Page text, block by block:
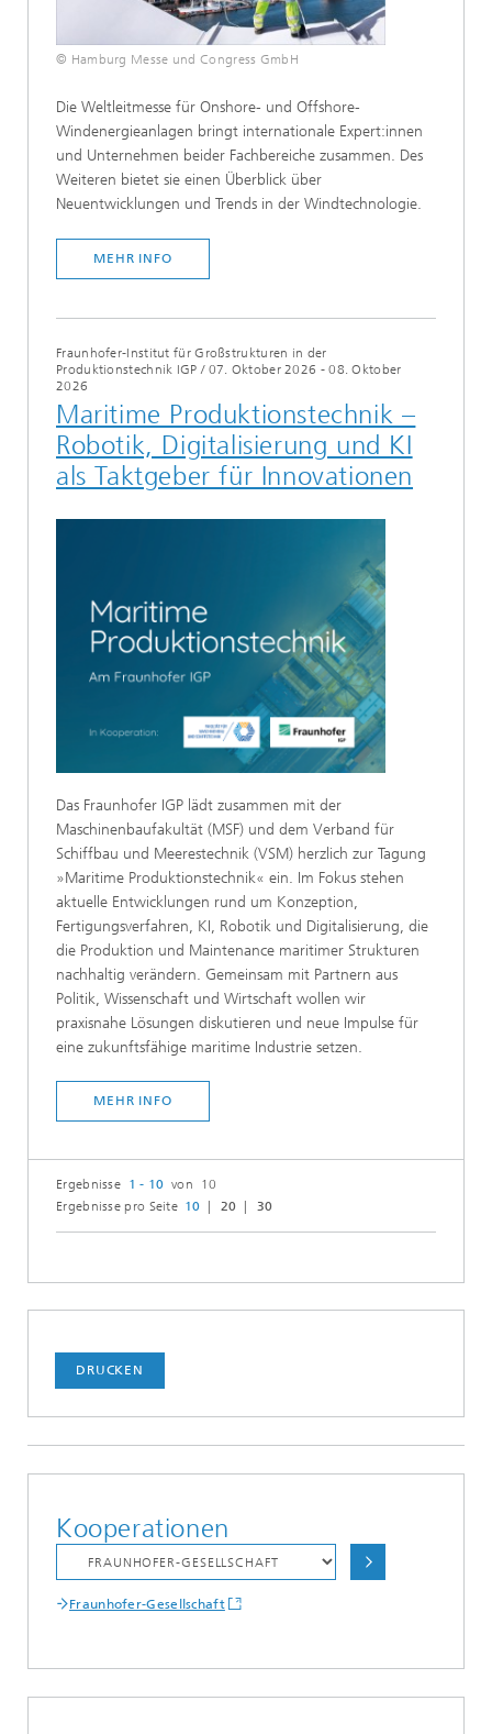
© Hamburg Messe und Congress GmbH
Die Weltleitmesse für Onshore- und Offshore-
Windenergieanlagen bringt internationale Expert:innen
und Unternehmen beider Fachbereiche zusammen. Des
Weiteren bietet sie einen Überblick über
Neuentwicklungen und Trends in der Windtechnologie.
MEHR INFO
Fraunhofer-Institut für Großstrukturen in der
Produktionstechnik IGP / 07. Oktober 2026 - 08. Oktober
2026
Maritime Produktionstechnik –
Robotik, Digitalisierung und KI
als Taktgeber für Innovationen
Das Fraunhofer IGP lädt zusammen mit der
Maschinenbaufakultät (MSF) und dem Verband für
Schiffbau und Meerestechnik (VSM) herzlich zur Tagung
»Maritime Produktionstechnik« ein. Im Fokus stehen
aktuelle Entwicklungen rund um Konzeption,
Fertigungsverfahren, KI, Robotik und Digitalisierung, die
die Produktion und Maintenance maritimer Strukturen
nachhaltig verändern. Gemeinsam mit Partnern aus
Politik, Wissenschaft und Wirtschaft wollen wir
praxisnahe Lösungen diskutieren und neue Impulse für
eine zukunftsfähige maritime Industrie setzen.
MEHR INFO
Ergebnisse 1 - 10 von 10
Ergebnisse pro Seite 10 20 30
DRUCKEN
Kooperationen
Fraunhofer-Gesellschaft